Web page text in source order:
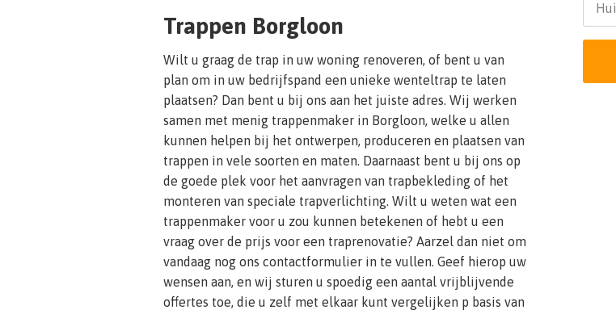
Trappen Borgloon
Wilt u graag de trap in uw woning renoveren, of bent u van
plan om in uw bedrijfspand een unieke wenteltrap te laten
plaatsen? Dan bent u bij ons aan het juiste adres. Wij werken
samen met menig trappenmaker in Borgloon, welke u allen
kunnen helpen bij het ontwerpen, produceren en plaatsen van
trappen in vele soorten en maten. Daarnaast bent u bij ons op
de goede plek voor het aanvragen van trapbekleding of het
monteren van speciale trapverlichting. Wilt u weten wat een
trappenmaker voor u zou kunnen betekenen of hebt u een
vraag over de prijs voor een traprenovatie? Aarzel dan niet om
vandaag nog ons contactformulier in te vullen. Geef hierop uw
wensen aan, en wij sturen u spoedig een aantal vrijblijvende
offertes toe, die u zelf met elkaar kunt vergelijken p basis van